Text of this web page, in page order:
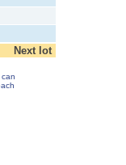
Next lot